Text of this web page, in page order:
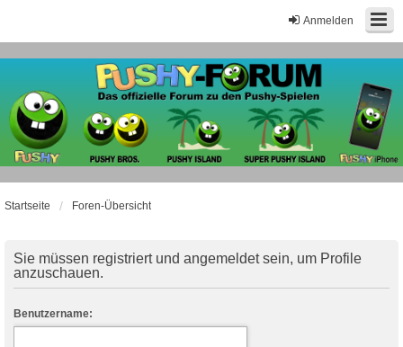
Anmelden
Startseite Foren-Übersicht
Sie müssen registriert und angemeldet sein, um Profile
anzuschauen.
Benutzername: